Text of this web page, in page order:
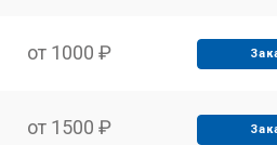
от 1000 ₽
от 1500 ₽